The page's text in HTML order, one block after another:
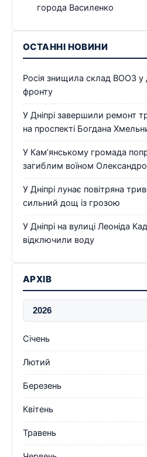
города Василенко
ОСТАННІ НОВИНИ
Росія знищила склад ВООЗ у
фронту
У Дніпрі завершили ремонт
на проспекті Богдана
У Кам’янському громада
загиблим воїном
У Дніпрі лунає повітряна
сильний дощ із грозою
У Дніпрі на вулиці Леоніда
відключили воду
АРХІВ
Січень
Лютий
Березень
Квітень
Травень